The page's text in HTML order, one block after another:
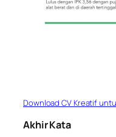
Download CV Kreatif
Akhir Kata